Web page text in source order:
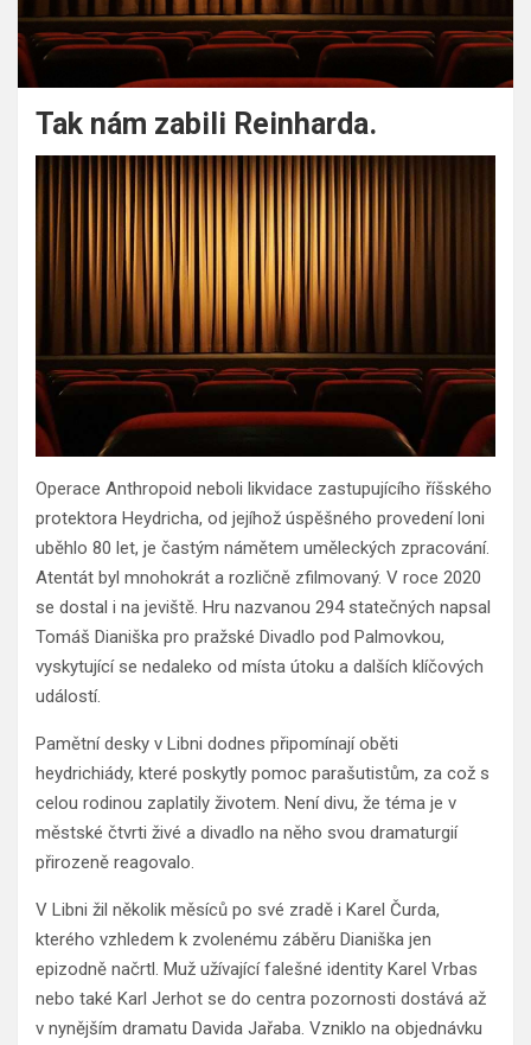
Tak nám zabili Reinharda.
Operace Anthropoid neboli likvidace zastupujícího říšského
protektora Heydricha, od jejíhož úspěšného provedení loni
uběhlo 80 let, je častým námětem uměleckých zpracování.
Atentát byl mnohokrát a rozličně zfilmovaný. V roce 2020
se dostal i na jeviště. Hru nazvanou 294 statečných napsal
Tomáš Dianiška pro pražské Divadlo pod Palmovkou,
vyskytující se nedaleko od místa útoku a dalších klíčových
událostí.
Pamětní desky v Libni dodnes připomínají oběti
heydrichiády, které poskytly pomoc parašutistům, za což s
celou rodinou zaplatily životem. Není divu, že téma je v
městské čtvrti živé a divadlo na něho svou dramaturgií
přirozeně reagovalo.
V Libni žil několik měsíců po své zradě i Karel Čurda,
kterého vzhledem k zvolenému záběru Dianiška jen
epizodně načrtl. Muž užívající falešné identity Karel Vrbas
nebo také Karl Jerhot se do centra pozornosti dostává až
v nynějším dramatu Davida Jařaba. Vzniklo na objednávku